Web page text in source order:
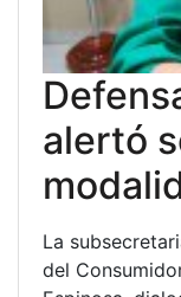
alertó
La
del